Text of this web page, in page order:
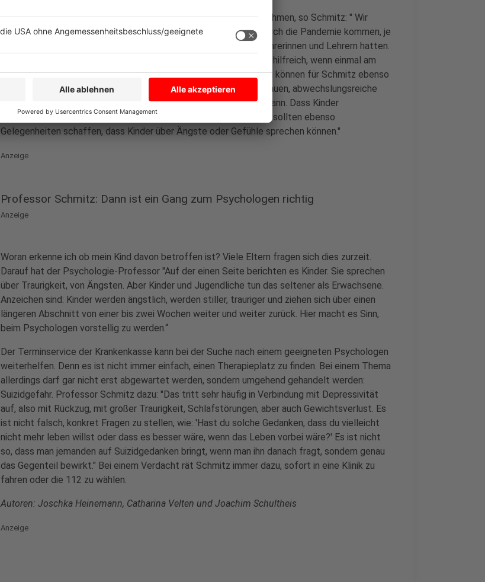
Schulen können dabei helfen, diesen Kindern solche Ängste zu nehmen, so Schmitz: " Wir
wissen aus Studien, dass Kinder und Jugendliche umso besser durch die Pandemie kommen, je
häufiger sie direkten Kontakt auch mit der Schule und mit den Lehrerinnen und Lehrern hatten.
Das heißt, es ist für Kinder und Jugendliche und für Familien total hilfreich, wenn einmal am
Tag jemand anruft oder es eine kurze Videokonferenz gibt." Eltern können für Schmitz ebenso
ein Faktor sein, Kindern aus der Misere zu helfen: "Sie sollten schauen, abwechslungsreiche
Phasen in den Alltag einzubauen - wenn man dies gewährleisten kann. Dass Kinder
beispielsweise Dinge machen können, die ihnen Spaß machen. Sie sollten ebenso
Gelegenheiten schaffen, dass Kinder über Ängste oder Gefühle sprechen können."
Anzeige
Professor Schmitz: Dann ist ein Gang zum Psychologen richtig
Anzeige
Woran erkenne ich ob mein Kind davon betroffen ist? Viele Eltern fragen sich dies zurzeit.
Darauf hat der Psychologie-Professor "Auf der einen Seite berichten es Kinder. Sie sprechen
über Traurigkeit, von Ängsten. Aber Kinder und Jugendliche tun das seltener als Erwachsene.
Anzeichen sind: Kinder werden ängstlich, werden stiller, trauriger und ziehen sich über einen
längeren Abschnitt von einer bis zwei Wochen weiter und weiter zurück. Hier macht es Sinn,
beim Psychologen vorstellig zu werden.“
Der Terminservice der Krankenkasse kann bei der Suche nach einem geeigneten Psychologen
weiterhelfen. Denn es ist nicht immer einfach, einen Therapieplatz zu finden. Bei einem Thema
allerdings darf gar nicht erst abgewartet werden, sondern umgehend gehandelt werden:
Suizidgefahr. Professor Schmitz dazu: "Das tritt sehr häufig in Verbindung mit Depressivität
auf, also mit Rückzug, mit großer Traurigkeit, Schlafstörungen, aber auch Gewichtsverlust. Es
ist nicht falsch, konkret Fragen zu stellen, wie: 'Hast du solche Gedanken, dass du vielleicht
nicht mehr leben willst oder dass es besser wäre, wenn das Leben vorbei wäre?' Es ist nicht
so, dass man jemanden auf Suizidgedanken bringt, wenn man ihn danach fragt, sondern genau
das Gegenteil bewirkt." Bei einem Verdacht rät Schmitz immer dazu, sofort in eine Klinik zu
fahren oder die 112 zu wählen.
Autoren: Joschka Heinemann, Catharina Velten und Joachim Schultheis
Anzeige